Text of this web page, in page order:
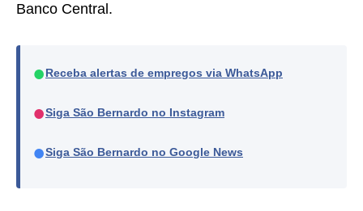
Banco Central.
● Receba alertas de empregos via WhatsApp
●Siga São Bernardo no Instagram
●Siga São Bernardo no Google News